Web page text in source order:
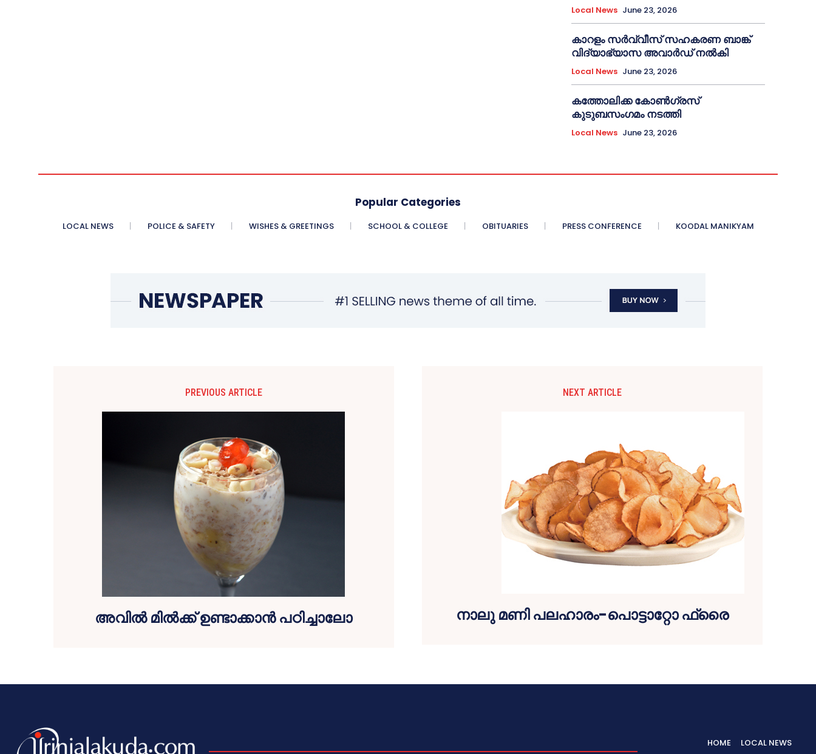
Local News June 23, 2026
കാറളം സർവ്വീസ് സഹകരണ ബാങ്ക്
വിദ്യാഭ്യാസ അവാർഡ് നൽകി
Local News June 23, 2026
കത്തോലിക്ക കോൺഗ്രസ്
കുടുബസംഗമം നടത്തി
Local News June 23, 2026
Popular Categories
LOCAL NEWS POLICE & SAFETY WISHES & GREETINGS SCHOOL & COLLEGE OBITUARIES PRESS CONFERENCE KOODAL MANIKYAM
PREVIOUS ARTICLE
അവില്‍ മില്‍ക്ക് ഉണ്ടാക്കാന്‍ പഠിച്ചാലോ
NEXT ARTICLE
നാലു മണി പലഹാരം-പൊട്ടാറ്റോ ഫ്രൈ
HOME
LOCAL NEWS